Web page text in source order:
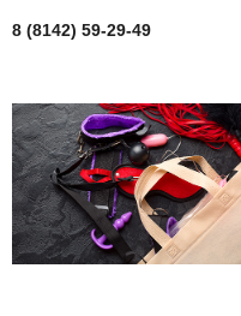
8 (8142) 59-29-49